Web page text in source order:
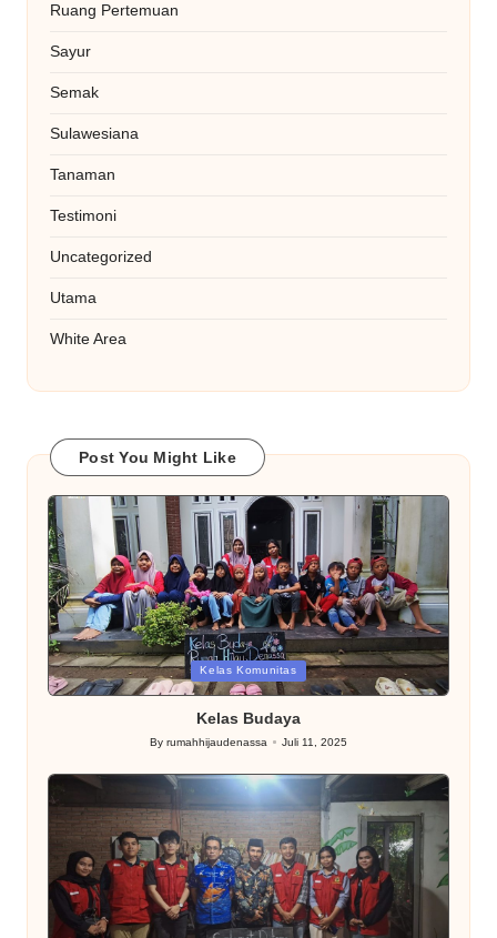
Ruang Pertemuan
Sayur
Semak
Sulawesiana
Tanaman
Testimoni
Uncategorized
Utama
White Area
Post You Might Like
Posted
in
Kelas Komunitas
Kelas Budaya
Posted
Byrumahhijaudenassa Juli 11, 2025